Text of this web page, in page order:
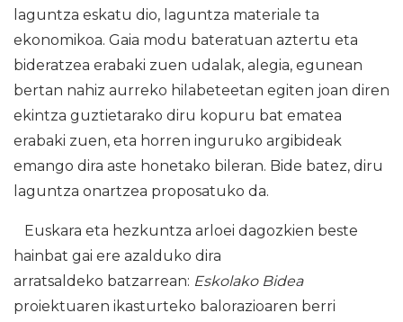
laguntza eskatu dio, laguntza materiale ta
ekonomikoa. Gaia modu bateratuan aztertu eta
bideratzea erabaki zuen udalak, alegia, egunean
bertan nahiz aurreko hilabeteetan egiten joan diren
ekintza guztietarako diru kopuru bat ematea
erabaki zuen, eta horren inguruko argibideak
emango dira aste honetako bileran. Bide batez, diru
laguntza onartzea proposatuko da.
Euskara eta hezkuntza arloei dagozkien beste
hainbat gai ere azalduko dira
arratsaldeko batzarrean: Eskolako Bidea
proiektuaren ikasturteko balorazioaren berri